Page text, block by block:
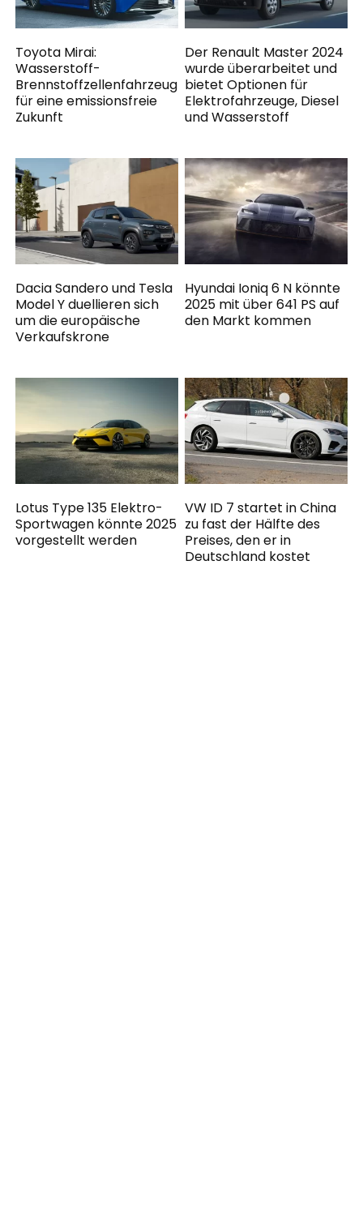
Toyota Mirai:
Wasserstoff-
Brennstoffzellenfahrzeug
für eine emissionsfreie
Zukunft
Der Renault Master 2024
wurde überarbeitet und
bietet Optionen für
Elektrofahrzeuge, Diesel
und Wasserstoff
Dacia Sandero und Tesla
Model Y duellieren sich
um die europäische
Verkaufskrone
Hyundai Ioniq 6 N könnte
2025 mit über 641 PS auf
den Markt kommen
Lotus Type 135 Elektro-
Sportwagen könnte 2025
vorgestellt werden
VW ID 7 startet in China
zu fast der Hälfte des
Preises, den er in
Deutschland kostet